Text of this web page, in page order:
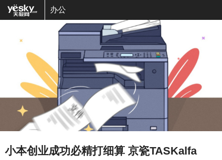
办公
小本创业成功必精打细算 京瓷TASKalfa